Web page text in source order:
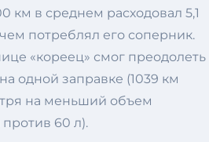
км в среднем расходовал 5,1
потреблял его соперник.
«кореец» смог преодолеть
одной заправке (1039 км
на меньший объем
против 60 л).